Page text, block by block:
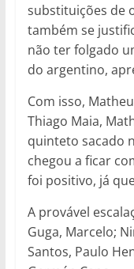
substituições de
também se
não ter folgado
do argentino,
Com isso,
Thiago Maia,
quinteto sacado
chegou a ficar
foi positivo, já
A provável
Guga, Marcelo;
Santos, Paulo